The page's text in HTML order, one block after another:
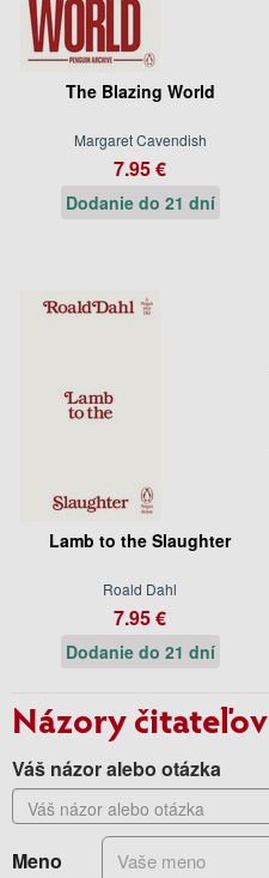
The Blazing World
Margaret Cavendish
7.95 €
Dodanie do 21 dní
Lamb to the Slaughter
Roald Dahl
7.95 €
Dodanie do 21 dní
Názory čitateľov
Váš názor alebo otázka
Meno